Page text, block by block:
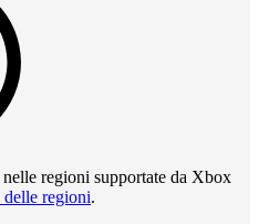
regioni supportate da Xbox
regioni.